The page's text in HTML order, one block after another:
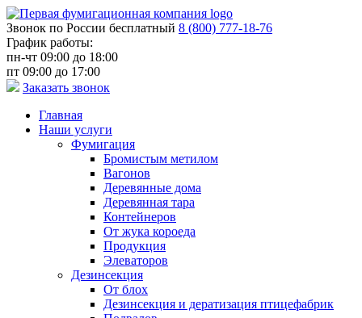
Звонок по России бесплатный 8 (800) 777-18-76
График работы:
пн-чт 09:00 до 18:00
пт 09:00 до 17:00
Заказать звонок
Главная
Наши услуги
Фумигация
Бромистым метилом
Вагонов
Деревянные дома
Деревянная тара
Контейнеров
От жука короеда
Продукция
Элеваторов
Дезинсекция
От блох
Дезинсекция и дератизация птицефабрик